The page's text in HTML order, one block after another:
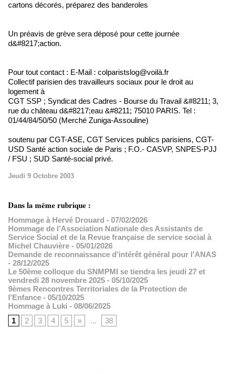
cartons décorés, préparez des banderoles
Un préavis de grève sera déposé pour cette journée
d&#8217;action.
Pour tout contact : E-Mail : colparistslog@voilà.fr
Collectif parisien des travailleurs sociaux pour le droit au
logement à
CGT SSP ; Syndicat des Cadres - Bourse du Travail &#8211; 3,
rue du château d&#8217;eau &#8211; 75010 PARIS. Tel :
01/44/84/50/50 (Merché Zuniga-Assouline)
soutenu par CGT-ASE, CGT Services publics parisiens, CGT-
USD Santé action sociale de Paris ; F.O.- CASVP, SNPES-PJJ
/ FSU ; SUD Santé-social privé.
Jeudi 9 Octobre 2003
Dans la même rubrique :
Hommage à Hervé Drouard - 07/02/2026
Hommage de l’Association Nationale des Assistants de
Service Social et de la Revue française de service social à
Michel Chauvière - 05/01/2026
Demande de reconnaissance d'intérêt général pour l'ANAS
- 28/12/2025
Le 50ème colloque du SNMPMI se tiendra les jeudi 27 et
vendredi 28 novembre 2025 - 05/10/2025
9èmes Rencontres Territoriales de la Protection de
l'Enfance - 05/10/2025
Hommage à Luki - 08/06/2025
1
2 3 4 5 » ... 38